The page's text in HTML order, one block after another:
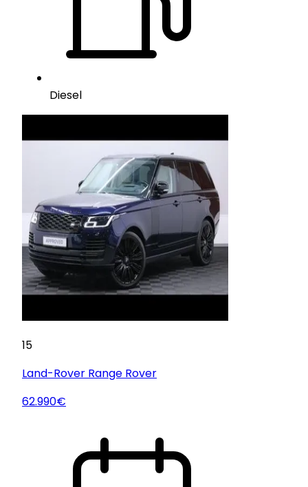
Diesel
15
Land-Rover Range Rover
62.990€